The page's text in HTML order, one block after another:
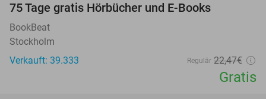
75 Tage gratis Hörbücher und E-Books
BookBeat
Stockholm
Verkauft: 39.333
Regulär 22,47€
Gratis